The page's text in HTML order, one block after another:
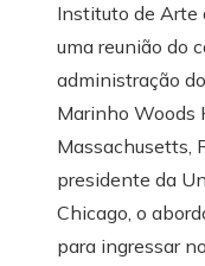
Instituto de Arte
uma reunião do
administração
Marinho Woods
Massachusetts,
presidente da
Chicago, o
para ingressar